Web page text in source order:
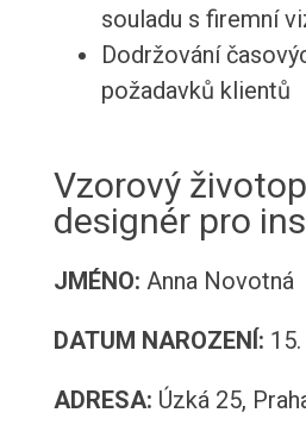
souladu s firemní
Dodržování
požadavků klientů
Vzorový
designér pro
JMÉNO: Anna Novotná
DATUM NAROZENÍ:
ADRESA: Úzká 25,